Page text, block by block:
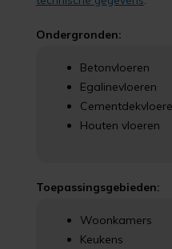
Ondergronden:
Betonvloeren
Egalinevloeren
Houten vloeren
Toepassingsgebieden:
Woonkamers
Keukens